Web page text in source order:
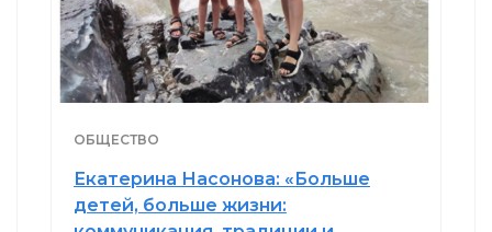
ОБЩЕСТВО
Екатерина Насонова: «Больше
детей, больше жизни: